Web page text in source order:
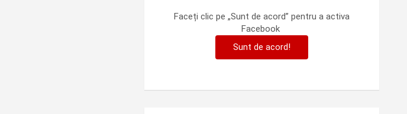
Faceți clic pe „Sunt de acord” pentru a activa
Facebook
Sunt de acord!